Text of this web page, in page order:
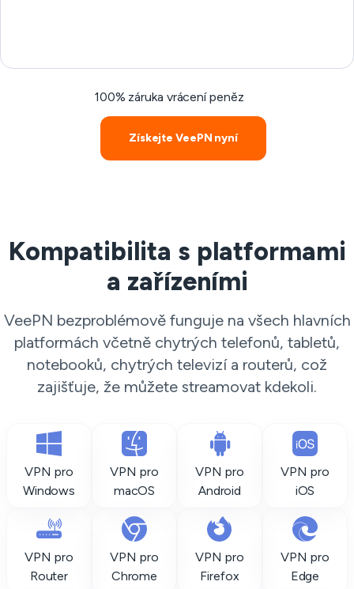
100% záruka vrácení peněz
Získejte VeePN nyní
Kompatibilita s platformami
a zařízeními
VeePN bezproblémově funguje na všech hlavních
platformách včetně chytrých telefonů, tabletů,
notebooků, chytrých televizí a routerů, což
zajišťuje, že můžete streamovat kdekoli.
VPN pro
Windows
VPN pro
macOS
VPN pro
Android
VPN pro
iOS
VPN pro
Router
VPN pro
Chrome
VPN pro
Firefox
VPN pro
Edge